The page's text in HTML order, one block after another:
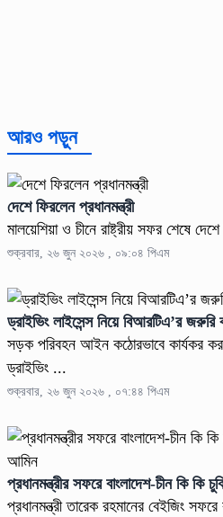
আরও পড়ুন
দেশে ফিরলেন প্রধানমন্ত্রী
মালয়েশিয়া ও চীনে রাষ্ট্রীয় সফর শেষে
শুক্রবার, ২৬ জুন ২০২৬ , ০৯:০৪ পিএম
ড্রাইভিং লাইসেন্স নিয়ে বিআরটিএ’র জরুরি
সড়ক পরিবহন আইন কঠোরভাবে কার্যকর
ড্রাইভিং ...
শুক্রবার, ২৬ জুন ২০২৬ , ০৭:৪৪ পিএম
প্রধানমন্ত্রীর সফরে বাংলাদেশ-চীন কি কি
প্রধানমন্ত্রী তারেক রহমানের বেইজিং